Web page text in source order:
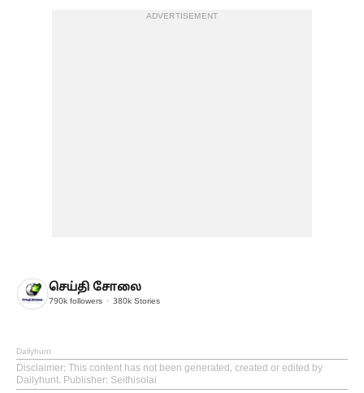
ADVERTISEMENT
செய்தி சோலை
790k followers 380k Stories
Dailyhunt
Disclaimer: This content has not been generated, created or edited by
Dailyhunt. Publisher: Seithisolai